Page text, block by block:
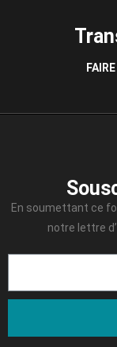
En soumettant ce
notre lettre